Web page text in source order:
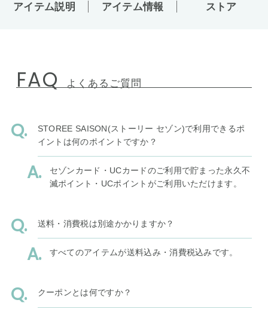
アイテム説明 アイテム情報 ストア
FAQ よくあるご質問
STOREE SAISON(ストーリー セゾン)で利用できるポ
イントは何のポイントですか？
セゾンカード・UCカードのご利用で貯まった永久不
滅ポイント・UCポイントがご利用いただけます。
送料・消費税は別途かかりますか？
すべてのアイテムが送料込み・消費税込みです。
クーポンとは何ですか？